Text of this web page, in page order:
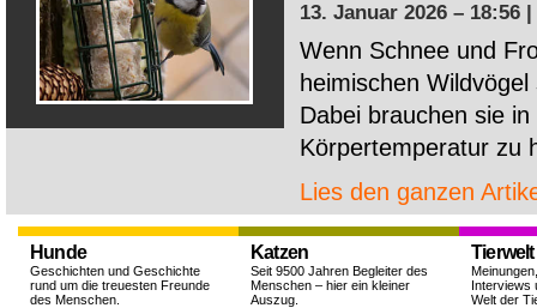
13. Januar 2026 – 18:56 |
Wenn Schnee und
heimischen
Dabei brauchen sie
Körpertemperatur zu
Lies den ganzen
Hunde
Geschichten und Geschichte
rund um die treuesten Freunde
des Menschen.
Katzen
Seit 9500 Jahren Begleiter des
Menschen – hier ein kleiner
Auszug.
Tierwelt
Interviews
Welt der